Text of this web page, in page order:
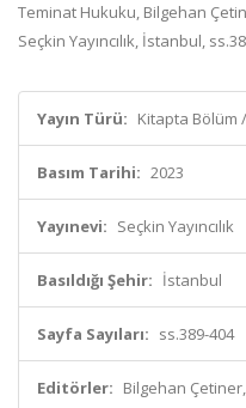
Teminat Hukuku, Bilgehan
Seçkin Yayıncılık, İstanbul,
Yayın Türü: Kitapta Bölüm
Basım Tarihi: 2023
Yayınevi: Seçkin Yayıncılık
Basıldığı Şehir: İstanbul
Sayfa Sayıları: ss.389-404
Editörler: Bilgehan